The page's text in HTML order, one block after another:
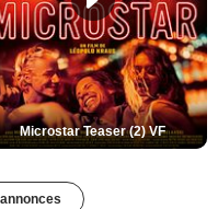
Microstar Teaser (2) VF